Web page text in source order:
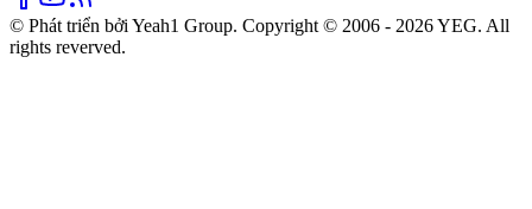
© Phát triển bởi Yeah1 Group. Copyright © 2006 - 2026 YEG. All
rights reverved.